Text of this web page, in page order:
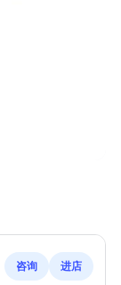
咨询 进店